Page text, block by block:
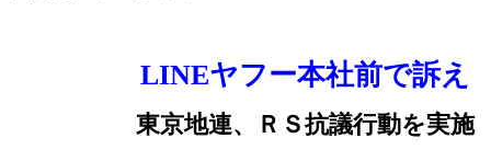
LINEヤフー本社前で訴え
東京地連、ＲＳ抗議行動を実施